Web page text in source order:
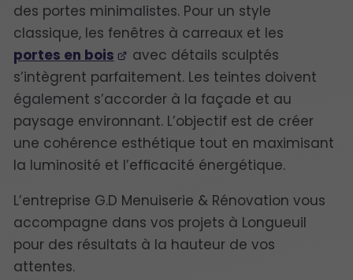
des portes minimalistes. Pour un style
classique, les fenêtres à carreaux et les
portes en bois
avec détails sculptés
s’intègrent parfaitement. Les teintes doivent
également s’accorder à la façade et au
paysage environnant. L’objectif est de créer
une cohérence esthétique tout en maximisant
la luminosité et l’efficacité énergétique.
L’entreprise G.D Menuiserie & Rénovation vous
accompagne dans vos projets à Longueuil
pour des résultats à la hauteur de vos
attentes.